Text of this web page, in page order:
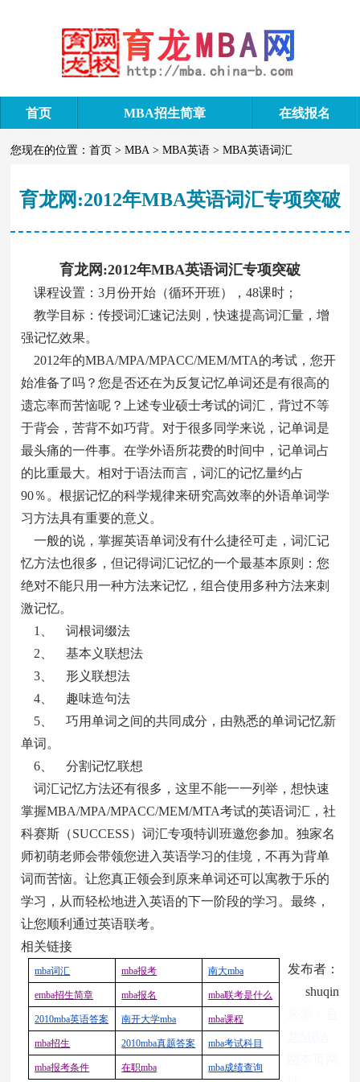
首页 MBA招生简章 在线报名
您现在的位置：首页 >MBA >MBA英语 >MBA英语词汇
育龙网:2012年MBA英语词汇专项突破
育龙网:2012年MBA英语词汇专项突破
课程设置：3月份开始（循环开班），48课时；
教学目标：传授词汇速记法则，快速提高词汇量，增
强记忆效果。
2012年的MBA/MPA/MPACC/MEM/MTA的考试，您开
始准备了吗？您是否还在为反复记忆单词还是有很高的
遗忘率而苦恼呢？上述专业硕士考试的词汇，背过不等
于背会，苦背不如巧背。对于很多同学来说，记单词是
最头痛的一件事。在学外语所花费的时间中，记单词占
的比重最大。相对于语法而言，词汇的记忆量约占
90％。根据记忆的科学规律来研究高效率的外语单词学
习方法具有重要的意义。
一般的说，掌握英语单词没有什么捷径可走，词汇记
忆方法也很多，但记得词汇记忆的一个最基本原则：您
绝对不能只用一种方法来记忆，组合使用多种方法来刺
激记忆。
1、 词根词缀法
2、 基本义联想法
3、 形义联想法
4、 趣味造句法
5、 巧用单词之间的共同成分，由熟悉的单词记忆新
单词。
6、 分割记忆联想
词汇记忆方法还有很多，这里不能一一列举，想快速
掌握MBA/MPA/MPACC/MEM/MTA考试的英语词汇，社
科赛斯（SUCCESS）词汇专项特训班邀您参加。独家名
师初萌老师会带领您进入英语学习的佳境，不再为背单
词而苦恼。让您真正领会到原来单词还可以寓教于乐的
学习，从而轻松地进入英语的下一阶段的学习。最终，
让您顺利通过英语联考。
相关链接
mba词汇 mba报考 南大mba
emba招生简章 mba报名 mba联考是什么
2010mba英语答案 南开大学mba mba课程
mba招生 2010mba真题答案 mba考试科目
mba报考条件 在职mba mba成绩查询
发布者：
shuqin